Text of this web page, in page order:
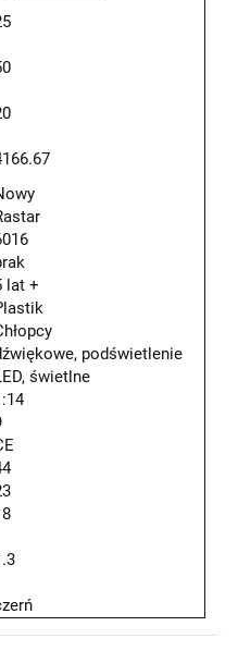
lat +
podświetlenie
świetlne